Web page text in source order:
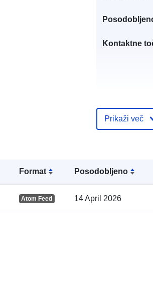
Format Posodobljeno
Atom Feed 14 April 2026
Kontaktne
Prikaži več